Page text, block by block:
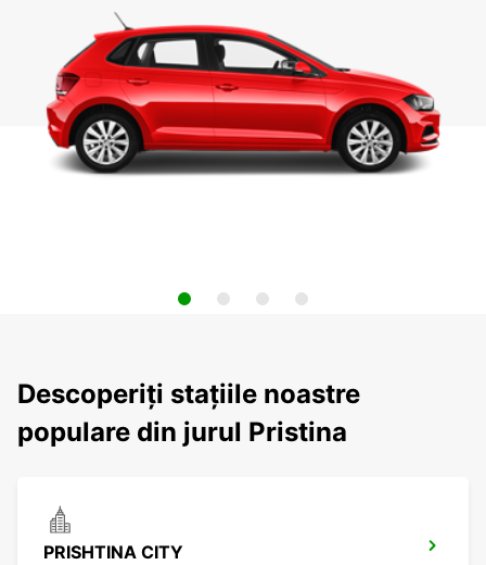
Descoperiți stațiile noastre
populare din jurul Pristina
PRISHTINA CITY